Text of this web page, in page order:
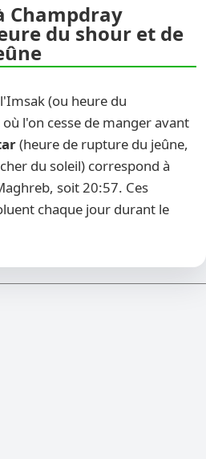
Champdray
du shour et de
(ou heure du
l'on cesse de manger avant
(heure de rupture du jeûne,
du soleil) correspond à
soit 20:57. Ces
chaque jour durant le